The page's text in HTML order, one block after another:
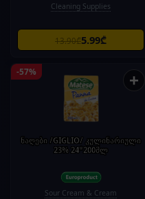
Cleaning Supplies
13.90₾5.99₾
-57% +
ნაღები /GIGLIO/ კულინარიული
23% 24*200მლ
Sour Cream & Cream